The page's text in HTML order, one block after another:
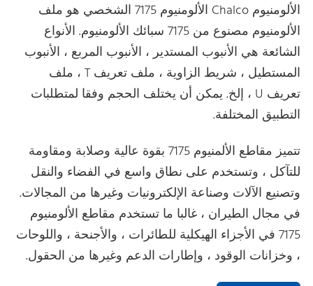
الألومنيوم Chalco الألومنيوم 7175 الشخصي هو ملف
الألومنيوم مصنوع من 7175 سبائك الألومنيوم. الأنواع
الشائعة هي الأنبوب المستدير ، الأنبوب المربع ، الأنبوب
المستطيل ، شريط الزاوية ، ملف تعريف T ، ملف
تعريف U ، إلخ. يمكن أن يختلف الحجم وفقا لمتطلبات
التطبيق المختلفة.
تتميز مقاطع الألمنيوم 7175 بقوة عالية وصلابة ومقاومة
للتآكل ، وتستخدم على نطاق واسع في الفضاء والنقل
وتصنيع الآلات وصناعة الإلكترونيات وغيرها من المجالات.
في مجال الطيران ، غالبا ما تستخدم مقاطع الألومنيوم
7175 في الأجزاء الهيكلية للطائرات ، والأجنحة ، واللوحات
، وخزانات الوقود ، وإطارات الدعم وغيرها من الحقول.